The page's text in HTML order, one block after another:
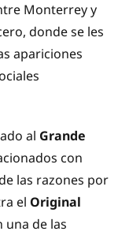
Monterrey y
donde se les
apariciones
al Grande
con
las razones por
el Original
una de las